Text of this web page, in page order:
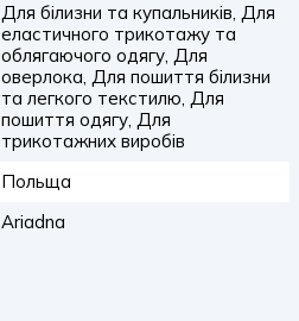
Для білизни та купальників, Для
еластичного трикотажу та
облягаючого одягу, Для
оверлока, Для пошиття білизни
та легкого текстилю, Для
пошиття одягу, Для
трикотажних виробів
Польща
Ariadna